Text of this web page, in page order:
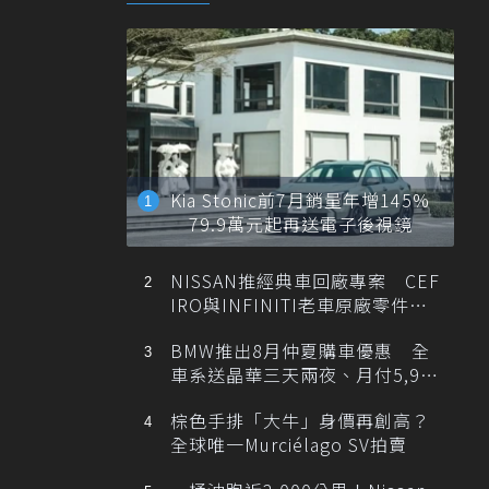
Kia Stonic前7月銷量年增145%
79.9萬元起再送電子後視鏡
NISSAN推經典車回廠專案 CEF
IRO與INFINITI老車原廠零件最
BMW推出8月仲夏購車優惠 全
車系送晶華三天兩夜、月付5,900
棕色手排「大牛」身價再創高？
全球唯一Murciélago SV拍賣